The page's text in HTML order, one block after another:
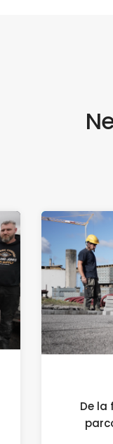
De la